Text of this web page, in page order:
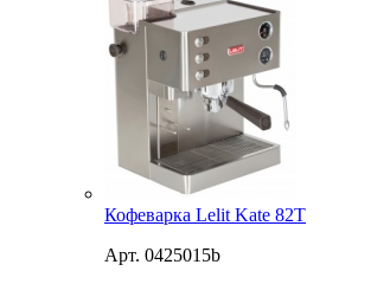
Кофеварка Lelit Kate 82T
Арт. 0425015b